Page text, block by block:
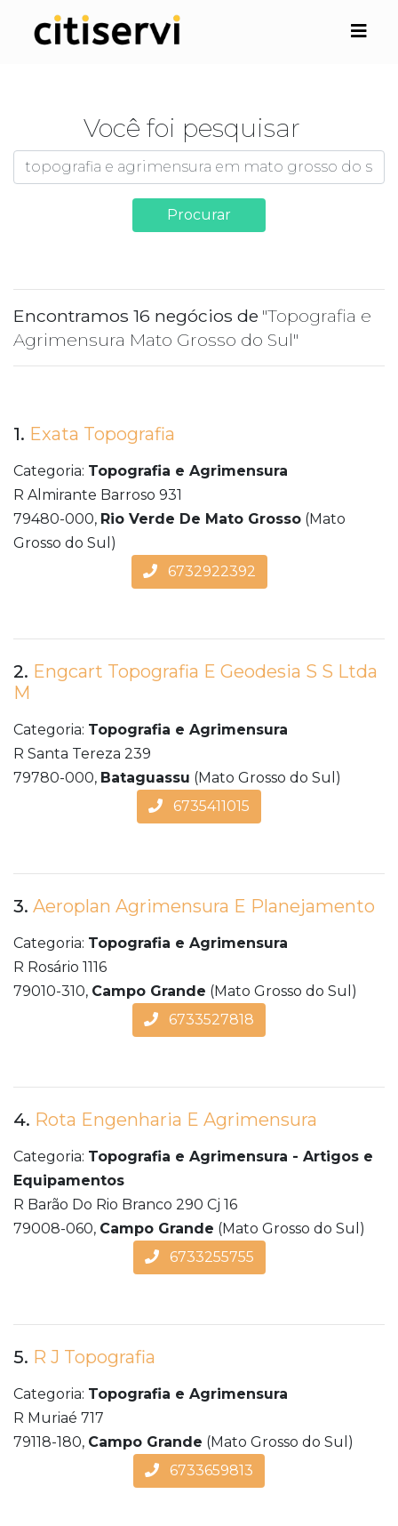
Você foi pesquisar
Procurar
Encontramos 16 negócios de "Topografia e
Agrimensura Mato Grosso do Sul"
1. Exata Topografia
Categoria: Topografia e Agrimensura
R Almirante Barroso 931
79480-000, Rio Verde De Mato Grosso (Mato
Grosso do Sul)
6732922392
2. Engcart Topografia E Geodesia S S Ltda
M
Categoria: Topografia e Agrimensura
R Santa Tereza 239
79780-000, Bataguassu (Mato Grosso do Sul)
6735411015
3. Aeroplan Agrimensura E Planejamento
Categoria: Topografia e Agrimensura
R Rosário 1116
79010-310, Campo Grande (Mato Grosso do Sul)
6733527818
4. Rota Engenharia E Agrimensura
Categoria: Topografia e Agrimensura - Artigos e
Equipamentos
R Barão Do Rio Branco 290 Cj 16
79008-060, Campo Grande (Mato Grosso do Sul)
6733255755
5. R J Topografia
Categoria: Topografia e Agrimensura
R Muriaé 717
79118-180, Campo Grande (Mato Grosso do Sul)
6733659813